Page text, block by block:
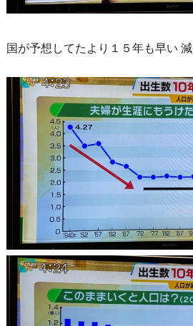
国が予想してたより１５年も早い